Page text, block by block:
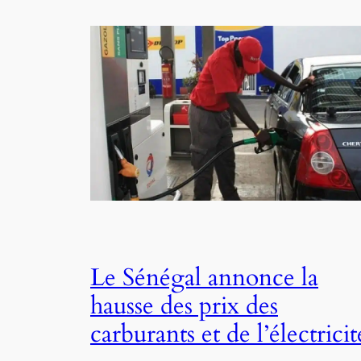
Le Sénégal annonce la
hausse des prix des
carburants et de